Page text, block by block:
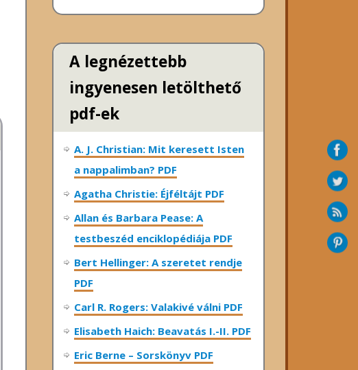
A legnézettebb
ingyenesen letölthető
pdf-ek
A. J. Christian: Mit keresett Isten
a nappalimban? PDF
Agatha Christie: Éjféltájt PDF
Allan és Barbara Pease: A
testbeszéd enciklopédiája PDF
Bert Hellinger: A ​szeretet rendje
PDF
Carl R. Rogers: Valakivé válni PDF
Elisabeth Haich: Beavatás I.-II. PDF
Eric Berne – Sorskönyv PDF